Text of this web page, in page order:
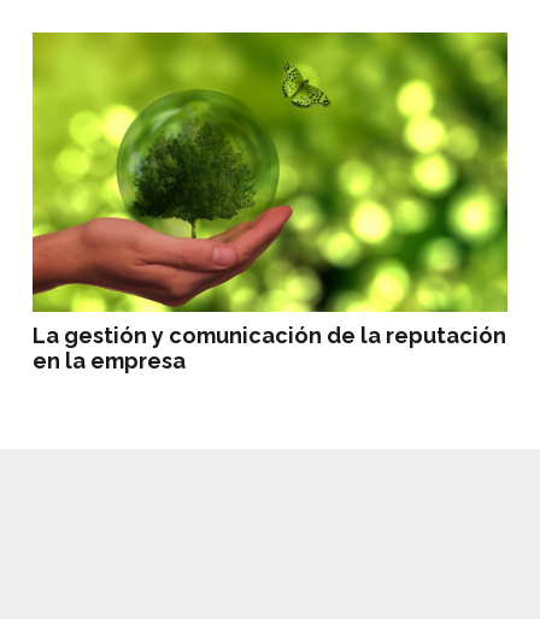
La gestión y comunicación de la reputación
en la empresa